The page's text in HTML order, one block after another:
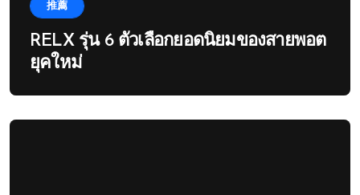
推薦
RELX รุ่น 6 ตัวเลือกยอดนิยมของสายพอต
ยุคใหม่